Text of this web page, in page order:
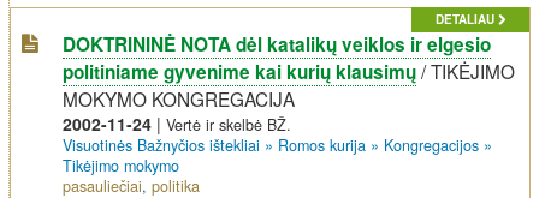
DETALIAU
DOKTRININĖ NOTA dėl katalikų veiklos ir elgesio
politiniame gyvenime kai kurių klausimų/TIKĖJIMO
MOKYMO KONGREGACIJA
2002-11-24 |Vertė ir skelbė BŽ.
Visuotinės Bažnyčios ištekliai » Romos kurija » Kongregacijos »
Tikėjimo mokymo
pasauliečiai,politika